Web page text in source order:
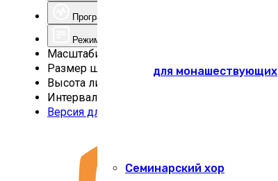
Программа для чтения с экрана
Режим чтения
Масштабирование
Размер шрифта
%
Высота линии
Интервал
Версия для слабовидящих
для монашествующих
Семинарский хор